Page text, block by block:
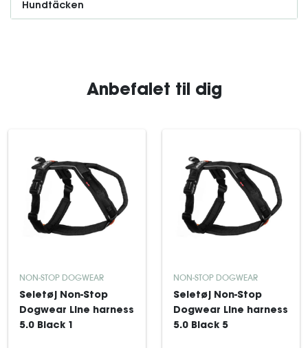
Hundtäcken
Anbefalet til dig
NON-STOP DOGWEAR
Seletøj Non-Stop
Dogwear Line harness
5.0 Black 1
NON-STOP DOGWEAR
Seletøj Non-Stop
Dogwear Line harness
5.0 Black 5